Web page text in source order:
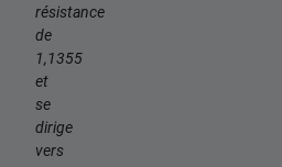
résistance
de
1,1355
et
se
dirige
vers